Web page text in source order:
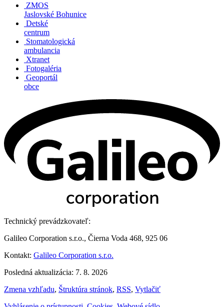
ZMOS
Jaslovské Bohunice
Detské
centrum
Stomatologická
ambulancia
Xtranet
Fotogaléria
Geoportál
obce
Technický prevádzkovateľ:
Galileo Corporation s.r.o., Čierna Voda 468, 925 06
Kontakt: Galileo Corporation s.r.o.
Posledná aktualizácia: 7. 8. 2026
Zmena vzhľadu, Štruktúra stránok, RSS, Vytlačiť